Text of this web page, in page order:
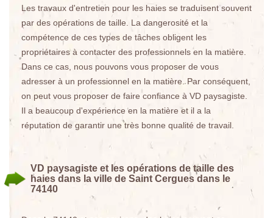
Les travaux d'entretien pour les haies se traduisent souvent
par des opérations de taille. La dangerosité et la
compétence de ces types de tâches obligent les
propriétaires à contacter des professionnels en la matière.
Dans ce cas, nous pouvons vous proposer de vous
adresser à un professionnel en la matière. Par conséquent,
on peut vous proposer de faire confiance à VD paysagiste.
Il a beaucoup d'expérience en la matière et il a la
réputation de garantir une très bonne qualité de travail.
VD paysagiste et les opérations de taille des
haies dans la ville de Saint Cergues dans le
74140